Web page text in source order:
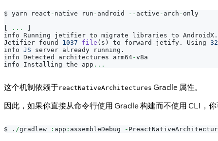
$ yarn react - native run - android -- active - arch - only
...
info Running jetifier to migrate libraries to AndroidX .
Jetifier found 1037 file ( s ) to forward - jetify . Using 32
info JS server already running .
info Detected architectures arm64-v8a
info Installing the app ...
这个机制依赖于reactNativeArchitectures Gradle 属性。
因此，如果你直接从命令行使用 Gradle 构建而不使用 CLI，
$ . /gradlew : app : assembleDebug -